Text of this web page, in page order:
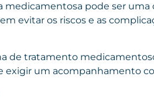
medicamentosa pode ser
evitar os riscos e as
de tratamento
exigir um acompanhamento